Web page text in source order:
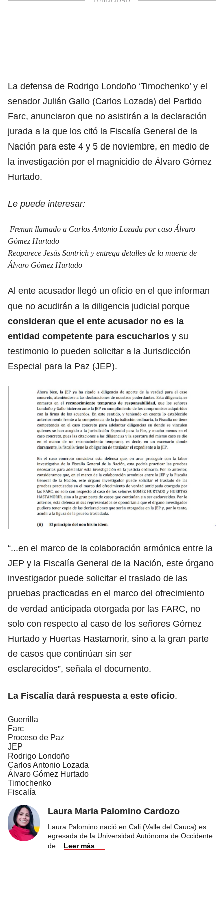
La defensa de Rodrigo Londoño ‘Timochenko’ y el
senador Julián Gallo (Carlos Lozada) del Partido
Farc, anunciaron que no asistirán a la declaración
jurada a la que los citó la Fiscalía General de la
Nación para este 4 y 5 de noviembre, en medio de
la investigación por el magnicidio de Álvaro Gómez
Hurtado.
Le puede interesar:
Frenan llamado a Carlos Antonio Lozada por caso Álvaro
Gómez Hurtado
Reaparece Jesús Santrich y entrega detalles de la muerte de
Álvaro Gómez Hurtado
Al ente acusador llegó un oficio en el que informan
que no acudirán a la diligencia judicial porque
consideran que el ente acusador no es la
entidad competente para escucharlos y su
testimonio lo pueden solicitar a la Jurisdicción
Especial para la Paz (JEP).
“...en el marco de la colaboración armónica entre la
JEP y la Fiscalía General de la Nación, este órgano
investigador puede solicitar el traslado de las
pruebas practicadas en el marco del ofrecimiento
de verdad anticipada otorgada por las FARC, no
solo con respecto al caso de los señores Gómez
Hurtado y Huertas Hastamorir, sino a la gran parte
de casos que continúan sin ser
esclarecidos”, señala el documento.
La Fiscalía dará respuesta a este oficio.
Guerrilla
Farc
Proceso de Paz
JEP
Rodrigo Londoño
Carlos Antonio Lozada
Álvaro Gómez Hurtado
Timochenko
Fiscalía
Laura Maria Palomino Cardozo
Laura Palomino nació en Cali (Valle del Cauca) es
egresada de la Universidad Autónoma de Occidente
de
Leer más